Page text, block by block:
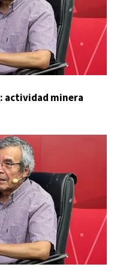
actividad minera